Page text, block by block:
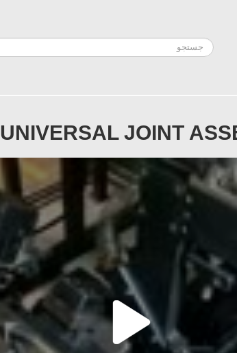
UNIVERSAL JOINT